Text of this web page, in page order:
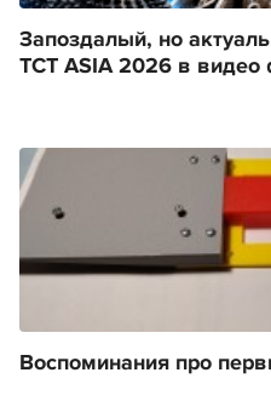
Запоздалый, но
TCT ASIA 2026 в видео
Воспоминания про